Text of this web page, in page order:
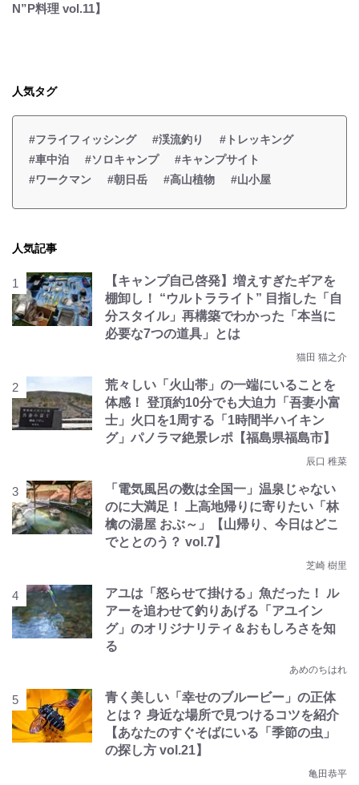
N”P料理 vol.11】
人気タグ
#フライフィッシング #渓流釣り
#トレッキング
#車中泊
#ソロキャンプ
#キャンプサイト
#ワークマン
#朝日岳 #高山植物 #山小屋
人気記事
【キャンプ自己啓発】増えすぎたギアを
棚卸し！ “ウルトラライト” 目指した「自
分スタイル」再構築でわかった「本当に
必要な7つの道具」とは
猫田 猫之介
荒々しい「火山帯」の一端にいることを
体感！ 登頂約10分でも大迫力「吾妻小富
士」火口を1周する「1時間半ハイキン
グ」パノラマ絶景レポ【福島県福島市】
辰口 稚菜
「電気風呂の数は全国一」温泉じゃない
のに大満足！ 上高地帰りに寄りたい「林
檎の湯屋 おぶ～」【山帰り、今日はどこ
でととのう？ vol.7】
芝崎 樹里
アユは「怒らせて掛ける」魚だった！ ル
アーを追わせて釣りあげる「アユイン
グ」のオリジナリティ＆おもしろさを知
る
あめのちはれ
青く美しい「幸せのブルービー」の正体
とは？ 身近な場所で見つけるコツを紹介
【あなたのすぐそばにいる「季節の虫」
の探し方 vol.21】
亀田恭平